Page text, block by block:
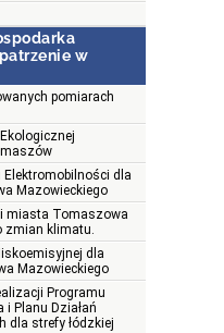
w
pomiarach
Elektromobilności dla
Mazowieckiego
miasta Tomaszowa
zmian klimatu.
dla
Mazowieckiego
Programu
i Planu Działań
dla strefy łódzkiej